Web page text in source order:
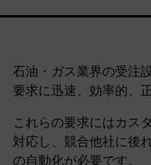
石油・ガス業界の受注
要求に迅速、効率的、
これらの要求にはカス
対応し、競合他社に後
の自動化が必要です。